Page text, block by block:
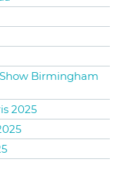
Birmingham
2025